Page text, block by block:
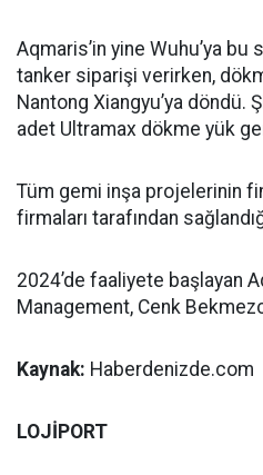
Aqmaris’in yine Wuhu’ya
tanker siparişi verirken,
Nantong Xiangyu’ya döndü.
adet Ultramax dökme yük
Tüm gemi inşa projelerinin
firmaları tarafından
2024’de faaliyete başlayan
Management, Cenk
Kaynak: Haberdenizde.com
LOJİPORT